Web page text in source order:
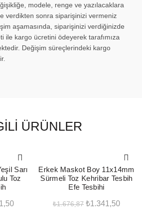
modele, renge ve yazılacaklara
verdikten sonra siparişinizi vermeniz
aşamasında, siparişinizi verdiğinizde
ile kargo ücretini ödeyerek tarafımıza
Değişim süreçlerindeki kargo
ÜRÜNLER
Sarı
Toz
Şu
Erkek Maskot Boy 11x14mm
Sürmeli Toz Kehribar Tesbih
Efe Tesbihi
₺1.676,87 Orijinal
₺1.341,50Şu